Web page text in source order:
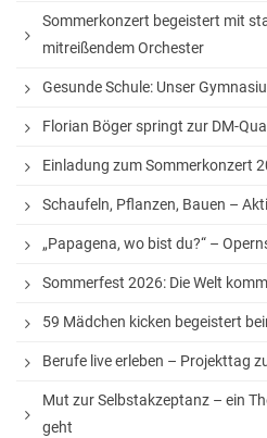
Nachmittag
Sprachen- und
Musische Förderung
DFB-Talentförderung
Studieren ab 15
Stipendien für Schüler und
KAoA-Praxistage Sek II
Sommerkonzert begeistert mit
mitreißendem Orchester
Gesunde Schule: Unser
Florian Böger springt zur DM-
Einladung zum Sommerkonzert
Schaufeln, Pflanzen, Bauen –
„Papagena, wo bist du?“ –
Sommerfest 2026: Die Welt
59 Mädchen kicken begeistert
Berufe live erleben – Projekttag
Mut zur Selbstakzeptanz – ein
geht